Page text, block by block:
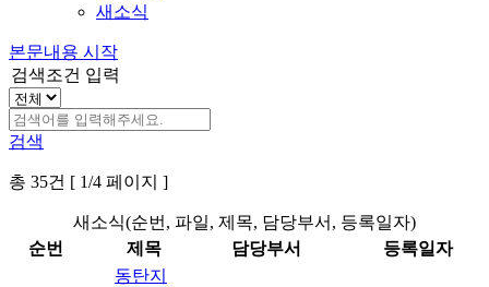
새소식
본문내용 시작
검색조건 입력
검색
총 35건 [ 1/4 페이지 ]
새소식(순번, 파일, 제목, 담당부서, 등록일자)
순번
제목 담당부서 등록일자
동탄지